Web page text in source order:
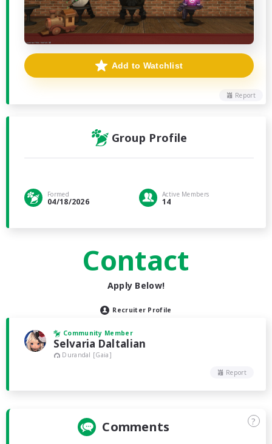
Report
Add to Watchlist
Group Profile
Formed
04/18/2026
Active Members
14
Contact
Apply Below!
Recruiter Profile
Community Member
Selvaria Daltalian
Durandal [Gaia]
Report
Comments ?